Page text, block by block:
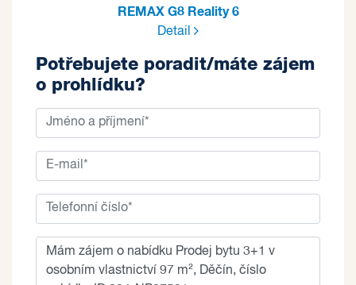
REMAX G8 Reality 6
Detail
Potřebujete poradit/máte zájem
o prohlídku?